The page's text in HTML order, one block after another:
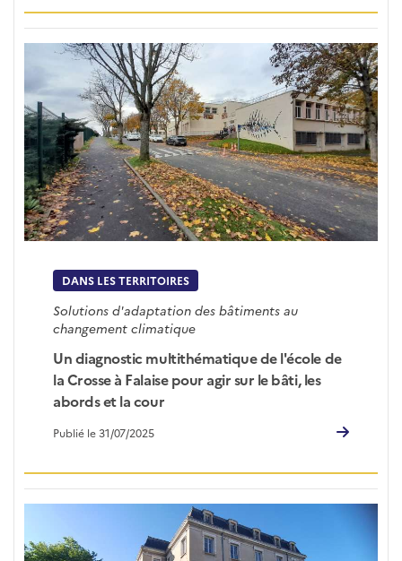
DANS LES TERRITOIRES
Solutions d'adaptation des bâtiments au
changement climatique
Un diagnostic multithématique de l'école de
la Crosse à Falaise pour agir sur le bâti, les
abords et la cour
Publié le 31/07/2025